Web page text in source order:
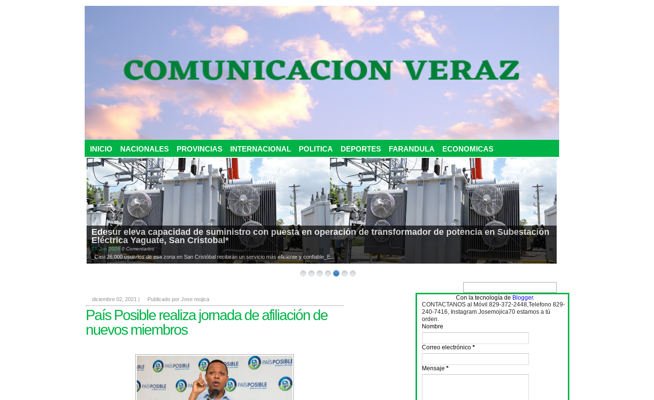
INICIO NACIONALES PROVINCIAS INTERNACIONAL POLITICA DEPORTES FARANDULA ECONOMICAS
Edesur eleva capacidad de suministro con puesta en operación de transformador de potencia en Subestación
Eléctrica Yaguate, San Cristobal*
19 Jun 2026 0 Comentarios
_Casi 26,000 usuarios de esa zona en San Cristóbal recibirán un servicio más eficiente y confiable_E...
diciembre 02, 2021 | Publicado por Jose mojica
País Posible realiza jornada de afiliación de
nuevos miembros
Con la tecnología de Blogger.
CONTACTANOS al Móvil 829-372-2448,Telefono 829-
240-7416, Instagram Josemojica70 estamos a tú
orden.
Nombre
Correo electrónico *
Mensaje *